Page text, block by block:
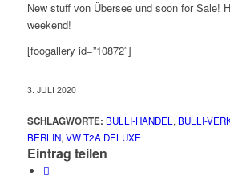
New stuff von Übersee und soon for Sale!
weekend!
[foogallery id=”10872″]
3. JULI 2020
SCHLAGWORTE: BULLI-HANDEL , BULLI-
BERLIN, VW T2A DELUXE
Eintrag teilen